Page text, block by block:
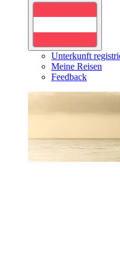
Unterkunft
Meine Reisen
Feedback